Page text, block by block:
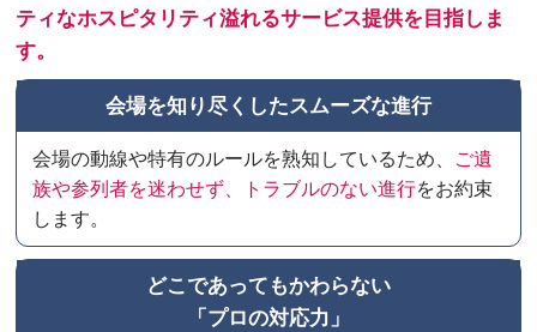
ティなホスピタリティ溢れるサービス提供を目指しま
す。
会場を知り尽くしたスムーズな進行
会場の動線や特有のルールを熟知しているため、
ご遺
族や参列者を迷わせず、トラブルのない進行をお約束
します。
どこであってもかわらない
「プロの対応力」